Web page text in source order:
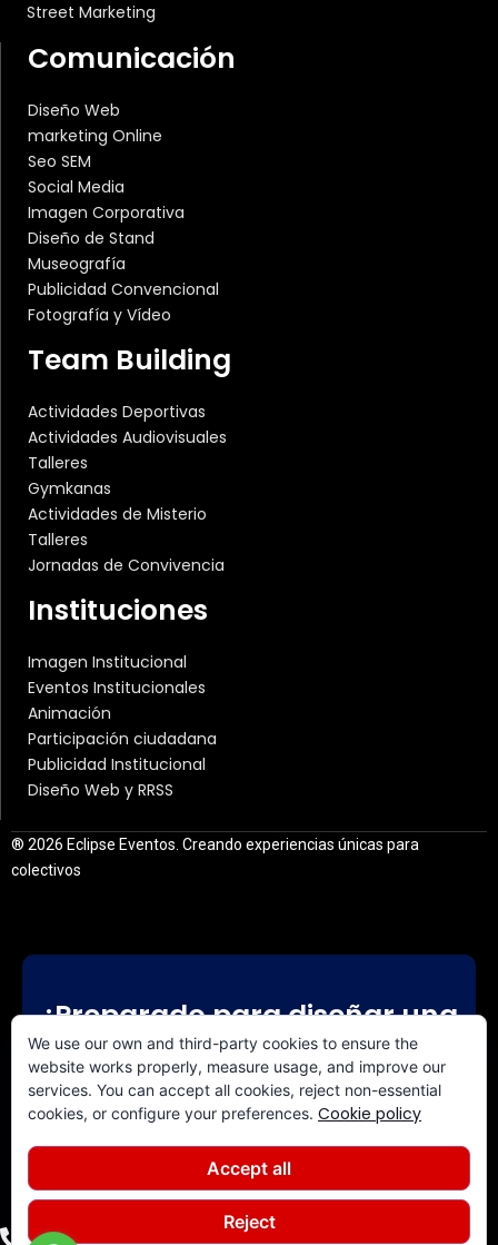
Street Marketing
Comunicación
Diseño Web
marketing Online
Seo SEM
Social Media
Imagen Corporativa
Diseño de Stand
Museografía
Publicidad Convencional
Fotografía y Vídeo
Team Building
Actividades Deportivas
Actividades Audiovisuales
Talleres
Gymkanas
Actividades de Misterio
Talleres
Jornadas de Convivencia
Instituciones
Imagen Institucional
Eventos Institucionales
Animación
Participación ciudadana
Publicidad Institucional
Diseño Web y RRSS
® 2026 Eclipse Eventos. Creando experiencias únicas para
colectivos
¿Preparado para diseñar una
experiencia a medida?
CONTACTA CON NOSOTROS
+34 640 844 308
We use our own and third-party cookies to ensure the
website works properly, measure usage, and improve our
services. You can accept all cookies, reject non-essential
cookies, or configure your preferences. Cookie policy
Accept all
Reject